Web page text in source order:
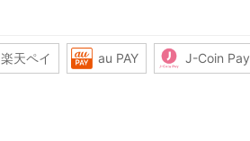
楽天ペイ au PAY J-Coin Pay